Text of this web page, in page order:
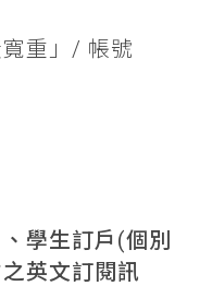
重」/ 帳號
學生訂戶(個別
英文訂閱訊